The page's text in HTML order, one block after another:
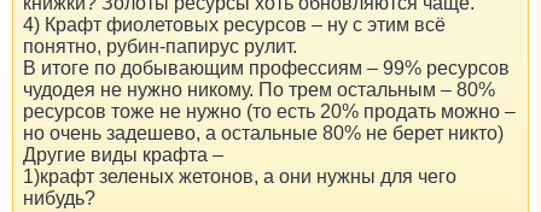
4) Крафт фиолетовых ресурсов – ну с этим всё
понятно, рубин-папирус рулит.
В итоге по добывающим профессиям – 99% ресурсов
чудодея не нужно никому. По трем остальным – 80%
ресурсов тоже не нужно (то есть 20% продать можно –
но очень задешево, а остальные 80% не берет никто)
Другие виды крафта –
1)крафт зеленых жетонов, а они нужны для чего
нибудь?